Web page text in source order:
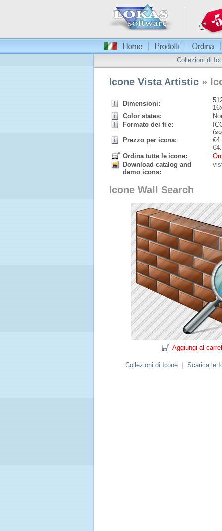
Collezioni di
Icone Vista Artistic »
Dimensioni:
Color states:
Formato dei file:
Prezzo per icona:
€
€
Ordina tutte le icone:
Download catalog and
demo icons:
Icone Wall Search
Aggiungi al
Collezioni di Icone Scarica le